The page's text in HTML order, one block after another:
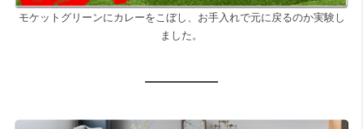
モケットグリーンにカレーをこぼし、お手入れで元に戻るのか実験し
ました。